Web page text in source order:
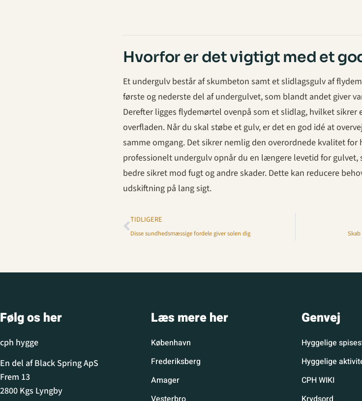
Hvorfor er det vigtigt med et
Et undergulv består af skumbeton samt et slidlagsgulv af
første og nederste del af undergulvet, som blandt andet giver
Derefter ligges flydemørtel ovenpå som et slidlag, hvilket
overfladen. Når du skal støbe et gulv, er det en god idé at
samme omgang. Det sikrer nemlig den overordnede kvalitet for
professionelt undergulv opnår du en længere levetid for gulvet,
bedre sikret mod fugt og andre skader. Dette kan reducere
udskiftning på lang sigt.
TIDLIGERE
Disse sundhedsmæssige fordele giver solen dig
Følg os her
cph hygge
En del af Black Spring ApS
Frem 13
2800 Kgs Lyngby
Læs mere her
København
Frederiksberg
Amager
Genvej
Hyggelige
Hyggelige
CPH WIKI